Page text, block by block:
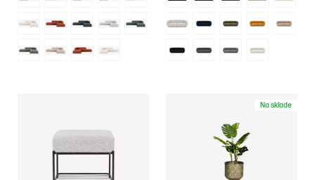
Na sklade